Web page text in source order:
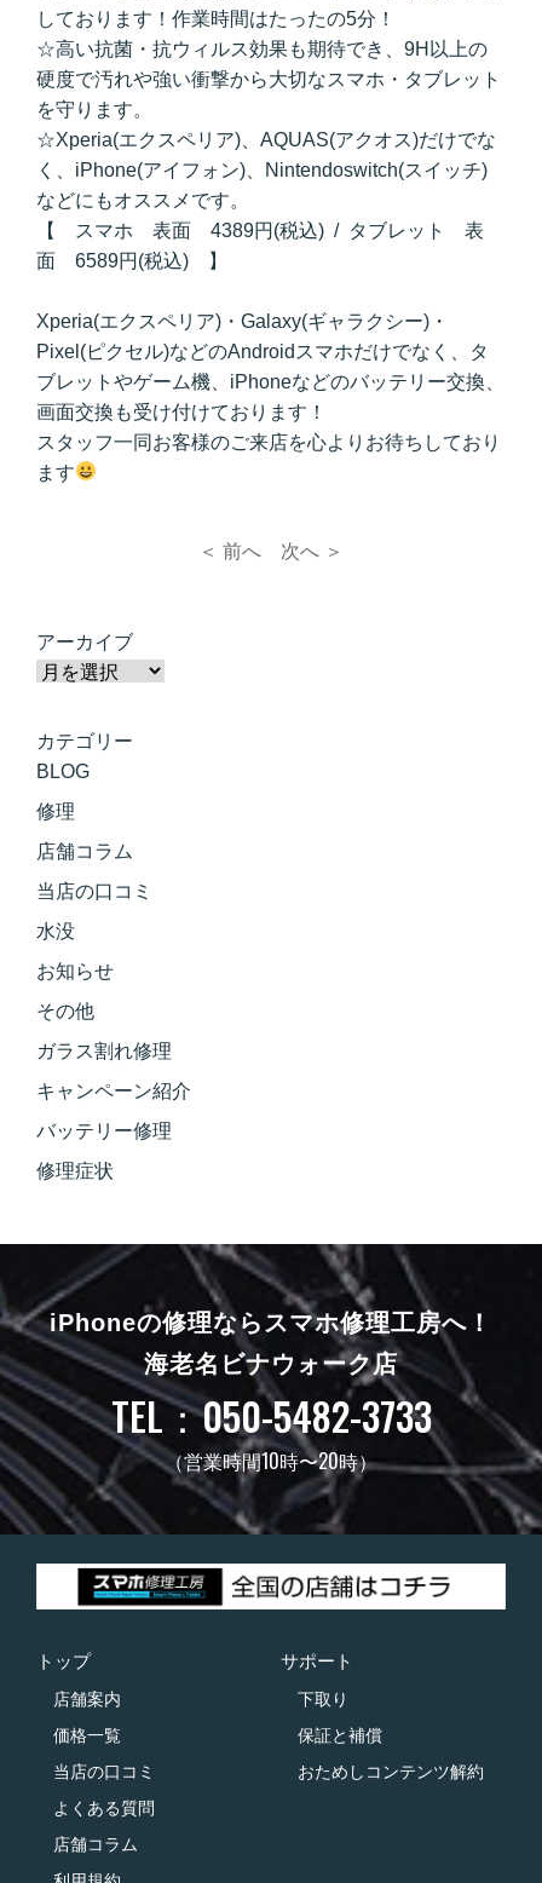
しております！作業時間はたったの5分！
☆高い抗菌・抗ウィルス効果も期待でき、9H以上の
硬度で汚れや強い衝撃から大切なスマホ・タブレット
を守ります。
☆Xperia(エクスペリア)、AQUAS(アクオス)だけでな
く、iPhone(アイフォン)、Nintendoswitch(スイッチ)
などにもオススメです。
【 スマホ 表面 4389円(税込) / タブレット 表
面 6589円(税込) 】
Xperia(エクスペリア)・Galaxy(ギャラクシー)・
Pixel(ピクセル)などのAndroidスマホだけでなく、タ
ブレットやゲーム機、iPhoneなどのバッテリー交換、
画面交換も受け付けております！
スタッフ一同お客様のご来店を心よりお待ちしており
ます
＜ 前へ 次へ ＞
アーカイブ
カテゴリー
BLOG
修理
店舗コラム
当店の口コミ
水没
お知らせ
その他
ガラス割れ修理
キャンペーン紹介
バッテリー修理
修理症状
iPhoneの修理ならスマホ修理工房へ！
海老名ビナウォーク店
TEL：050-5482-3733
（営業時間10時〜20時）
トップ
店舗案内
価格一覧
当店の口コミ
よくある質問
店舗コラム
サポート
下取り
保証と補償
おためしコンテンツ解約